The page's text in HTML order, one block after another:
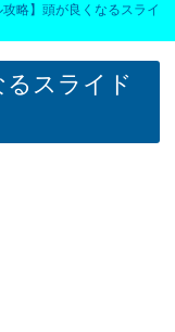
攻略】頭が良くなるスライ
るスライド